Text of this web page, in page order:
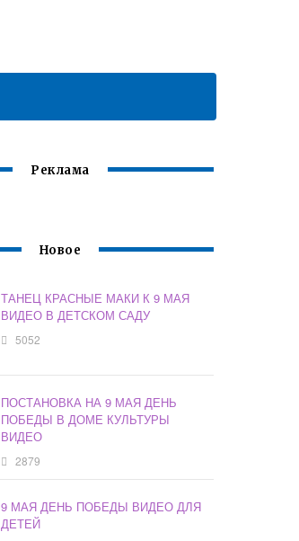
Реклама
Новое
ТАНЕЦ КРАСНЫЕ МАКИ К 9 МАЯ
ВИДЕО В ДЕТСКОМ САДУ
5052
ПОСТАНОВКА НА 9 МАЯ ДЕНЬ
ПОБЕДЫ В ДОМЕ КУЛЬТУРЫ
ВИДЕО
2879
9 МАЯ ДЕНЬ ПОБЕДЫ ВИДЕО ДЛЯ
ДЕТЕЙ